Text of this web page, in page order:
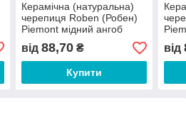
Керамічна (натуральна)
черепиця Roben (Робен)
Piemont мідний ангоб
від 88,70₴
Купити
від